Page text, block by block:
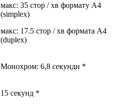
макс: 35 стор / хв формату А4
(simplex)
макс: 17.5 стор / хв формата А4
(duplex)
Монохром: 6,8 секунди *
15 секунд *